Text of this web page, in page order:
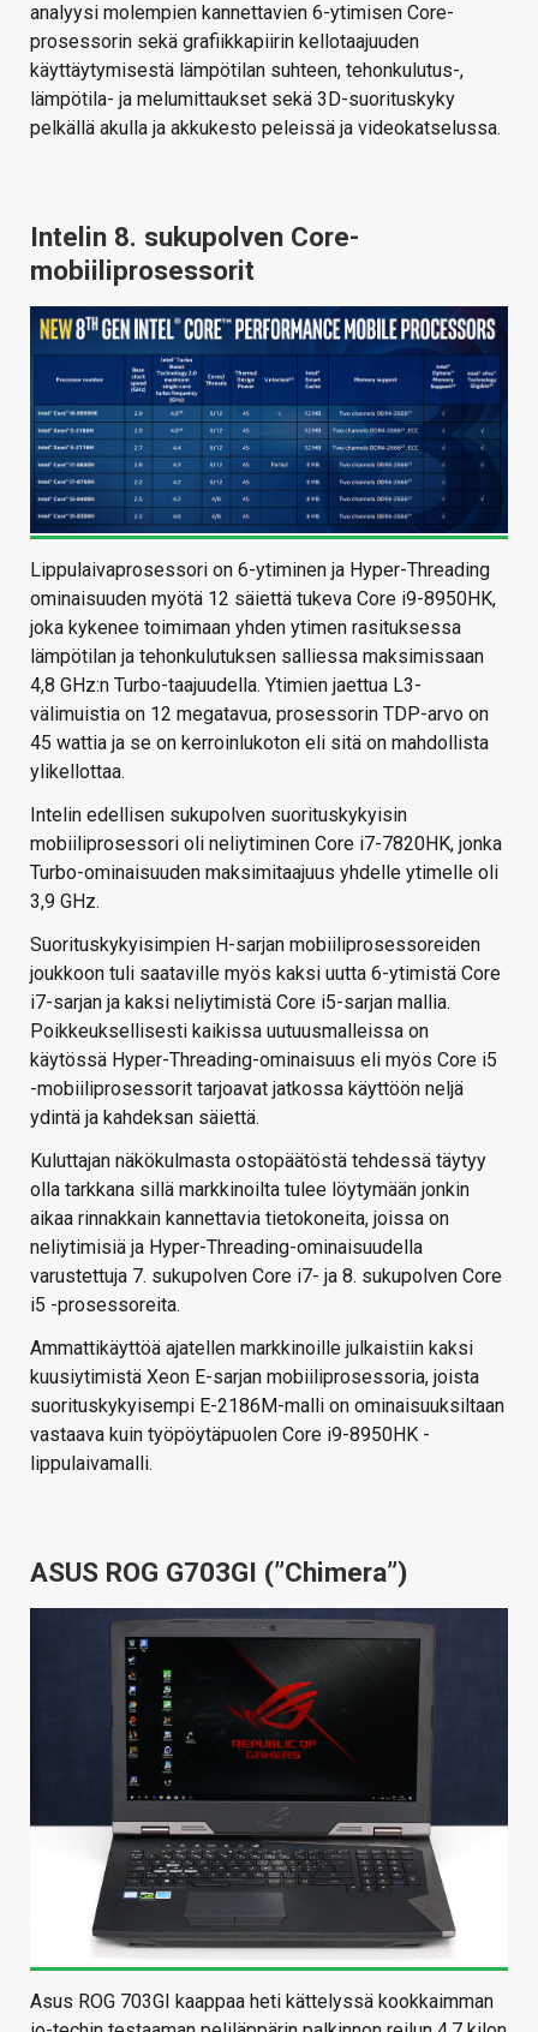
analyysi molempien kannettavien 6-ytimisen Core-
prosessorin sekä grafiikkapiirin kellotaajuuden
käyttäytymisestä lämpötilan suhteen, tehonkulutus-,
lämpötila- ja melumittaukset sekä 3D-suorituskyky
pelkällä akulla ja akkukesto peleissä ja videokatselussa.
Intelin 8. sukupolven Core-
mobiiliprosessorit
Lippulaivaprosessori on 6-ytiminen ja Hyper-Threading
ominaisuuden myötä 12 säiettä tukeva Core i9-8950HK,
joka kykenee toimimaan yhden ytimen rasituksessa
lämpötilan ja tehonkulutuksen salliessa maksimissaan
4,8 GHz:n Turbo-taajuudella. Ytimien jaettua L3-
välimuistia on 12 megatavua, prosessorin TDP-arvo on
45 wattia ja se on kerroinlukoton eli sitä on mahdollista
ylikellottaa.
Intelin edellisen sukupolven suorituskykyisin
mobiiliprosessori oli neliytiminen Core i7-7820HK, jonka
Turbo-ominaisuuden maksimitaajuus yhdelle ytimelle oli
3,9 GHz.
Suorituskykyisimpien H-sarjan mobiiliprosessoreiden
joukkoon tuli saataville myös kaksi uutta 6-ytimistä Core
i7-sarjan ja kaksi neliytimistä Core i5-sarjan mallia.
Poikkeuksellisesti kaikissa uutuusmalleissa on
käytössä Hyper-Threading-ominaisuus eli myös Core i5
-mobiiliprosessorit tarjoavat jatkossa käyttöön neljä
ydintä ja kahdeksan säiettä.
Kuluttajan näkökulmasta ostopäätöstä tehdessä täytyy
olla tarkkana sillä markkinoilta tulee löytymään jonkin
aikaa rinnakkain kannettavia tietokoneita, joissa on
neliytimisiä ja Hyper-Threading-ominaisuudella
varustettuja 7. sukupolven Core i7- ja 8. sukupolven Core
i5 -prosessoreita.
Ammattikäyttöä ajatellen markkinoille julkaistiin kaksi
kuusiytimistä Xeon E-sarjan mobiiliprosessoria, joista
suorituskykyisempi E-2186M-malli on ominaisuuksiltaan
vastaava kuin työpöytäpuolen Core i9-8950HK -
lippulaivamalli.
ASUS ROG G703GI (”Chimera”)
Asus ROG 703GI kaappaa heti kättelyssä kookkaimman